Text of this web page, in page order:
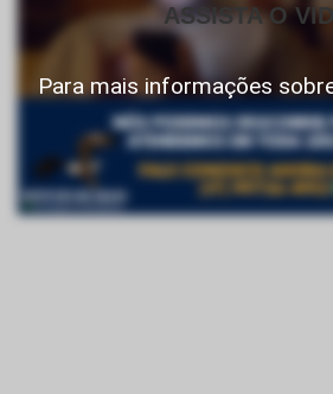
ASSISTA O
Para mais informações